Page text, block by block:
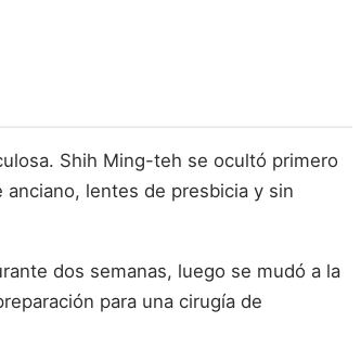
Shih Ming-teh se ocultó primero
lentes de presbicia y sin
dos semanas, luego se mudó a la
para una cirugía de